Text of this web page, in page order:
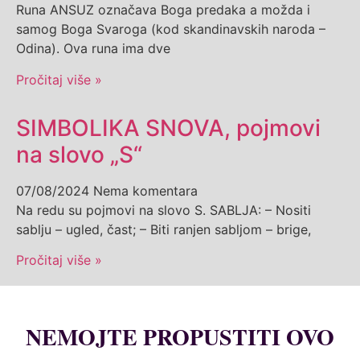
Runa ANSUZ označava Boga predaka a možda i
samog Boga Svaroga (kod skandinavskih naroda –
Odina). Ova runa ima dve
Pročitaj više »
SIMBOLIKA SNOVA, pojmovi
na slovo „S“
07/08/2024 Nema komentara
Na redu su pojmovi na slovo S. SABLJA: – Nositi
sablju – ugled, čast; – Biti ranjen sabljom – brige,
Pročitaj više »
NEMOJTE PROPUSTITI OVO